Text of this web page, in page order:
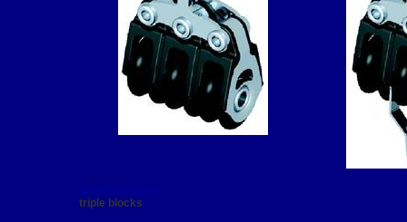
Dreifachblöcke
triple blocks